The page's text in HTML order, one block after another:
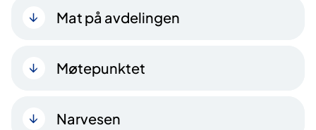
Mat på avdelingen
Møtepunktet
Narvesen